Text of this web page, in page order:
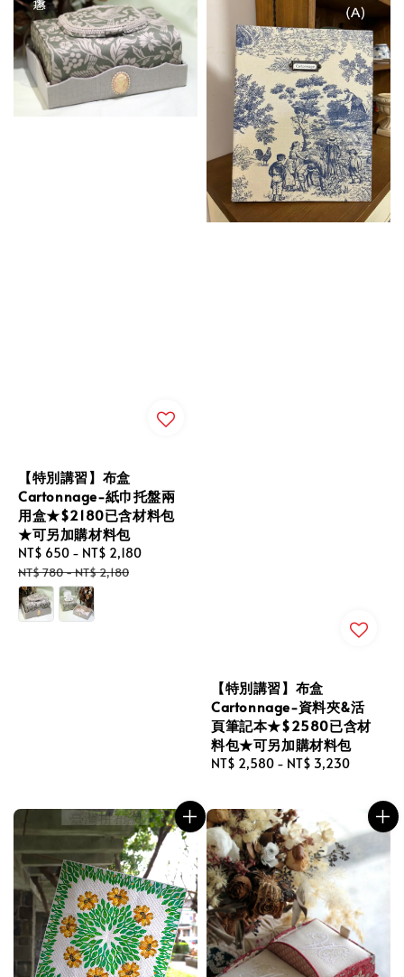
【特別講習】布盒
Cartonnage-紙巾托盤兩
用盒★$2180已含材料包
★可另加購材料包
Sale
price
NT$ 650 - NT$ 2,180
NT$ 780-NT$ 2,180
【特別講習】布盒
Cartonnage-資料夾&活
頁筆記本★$2580已含材
料包★可另加購材料包
Regular
NT$ 2,580 - NT$ 3,230